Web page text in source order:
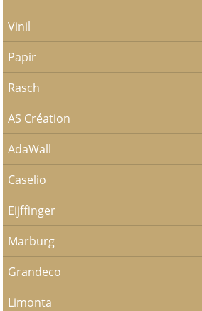
Vinil
Papir
Rasch
AS Création
AdaWall
Caselio
Eijffinger
Marburg
Grandeco
Limonta